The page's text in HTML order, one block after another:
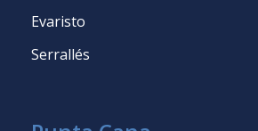
Evaristo
Serrallés